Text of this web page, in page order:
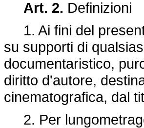
Art. 2. Definizioni
1. Ai fini del
su supporti di
documentaristico,
diritto d'autore,
cinematografica, dal
2. Per